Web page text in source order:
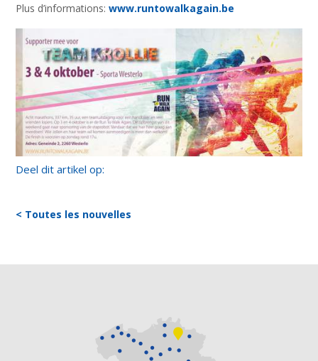
Plus d’informations:www.runtowalkagain.be
Deel dit artikel op:
< Toutes les nouvelles